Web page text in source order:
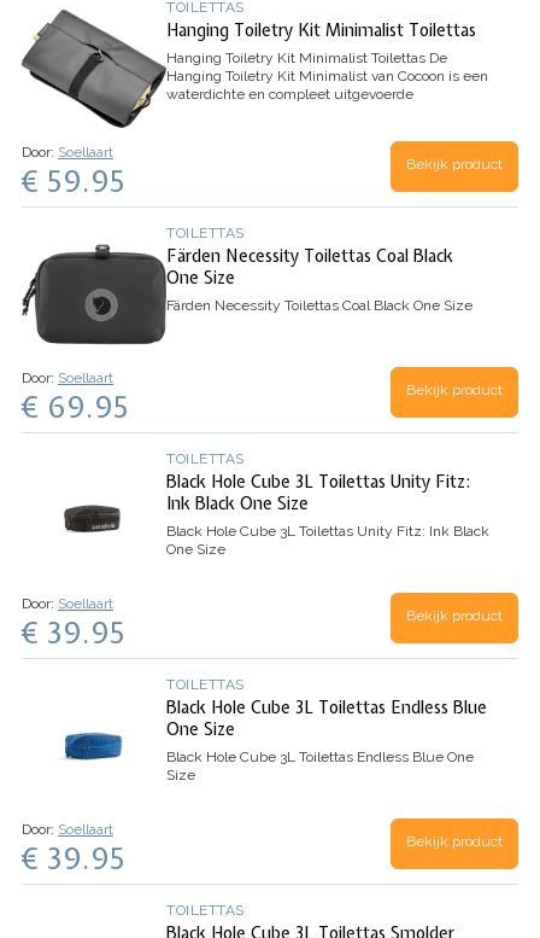
TOILETTAS
Hanging Toiletry Kit Minimalist Toilettas
Hanging Toiletry Kit Minimalist Toilettas De
Hanging Toiletry Kit Minimalist van Cocoon is een
waterdichte en compleet uitgevoerde
Door: Soellaart
€ 59.95 Bekijk product
TOILETTAS
Färden Necessity Toilettas Coal Black
One Size
Färden Necessity Toilettas Coal Black One Size
Door: Soellaart
€ 69.95 Bekijk product
TOILETTAS
Black Hole Cube 3L Toilettas Unity Fitz:
Ink Black One Size
Black Hole Cube 3L Toilettas Unity Fitz: Ink Black
One Size
Door: Soellaart
€ 39.95 Bekijk product
TOILETTAS
Black Hole Cube 3L Toilettas Endless Blue
One Size
Black Hole Cube 3L Toilettas Endless Blue One
Size
Door: Soellaart
€ 39.95 Bekijk product
TOILETTAS
Black Hole Cube 3L Toilettas Smolder